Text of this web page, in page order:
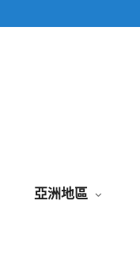
亞洲地區